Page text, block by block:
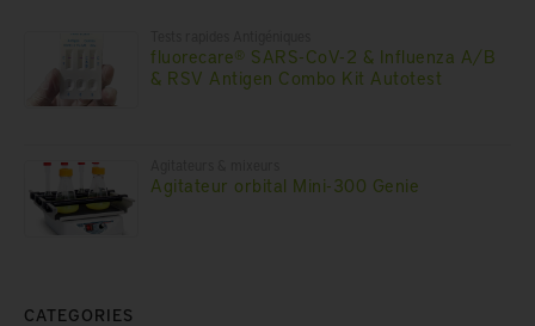
fluorecare® SARS-CoV-2 & Influenza A/B
& RSV Antigen Combo Kit Autotest
Agitateur orbital Mini-300 Genie
CATEGORIES